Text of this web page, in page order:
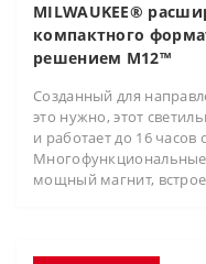
MILWAUKEE®
компактного
решением M12™
Созданный для
это нужно, этот
и работает до 16 часов
мощный магнит,